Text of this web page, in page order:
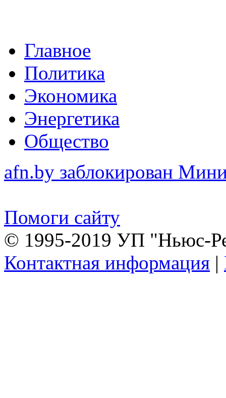
Главное
Политика
Экономика
Энергетика
Общество
afn.by заблокирован
Помоги сайту
© 1995-2019 УП "Ньюс-
Контактная информация |